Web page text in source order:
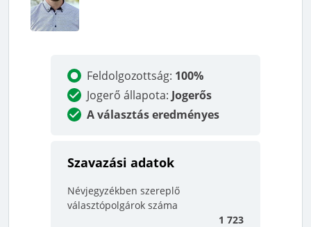
Feldolgozottság: 100%
Jogerő állapota: Jogerős
A választás eredményes
Szavazási adatok
Névjegyzékben szereplő
választópolgárok száma
1 723